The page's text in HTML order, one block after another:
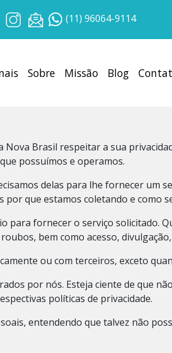
(11) 96064-9114
Sobre Missão Blog
Brasil respeitar a sua
possuímos e operamos.
delas para lhe fornecer um
que estamos coletando e como
para fornecer o serviço solicitado.
bem como acesso,
ou com terceiros, exceto
por nós. Esteja ciente de que
políticas de privacidade.
entendendo que talvez não